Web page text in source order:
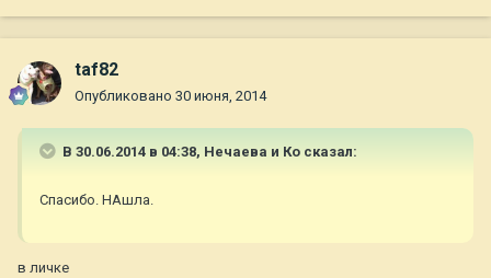
taf82
Опубликовано 30 июня, 2014
В 30.06.2014 в 04:38, Нечаева и Ко сказал:
Спасибо. НАшла.
в личке